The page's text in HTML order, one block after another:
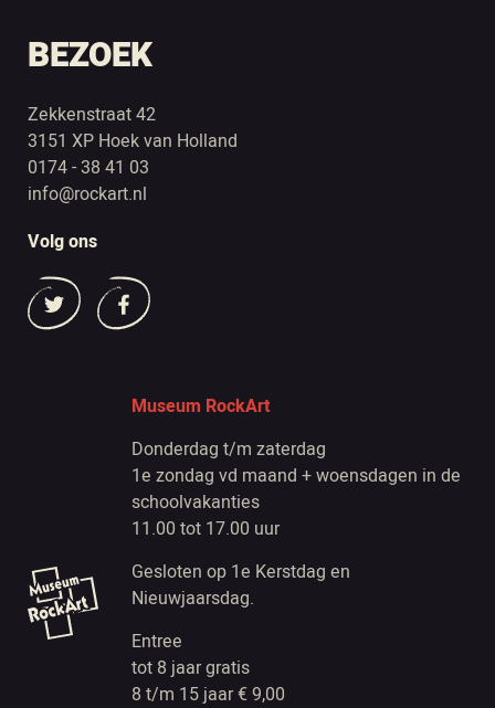
BEZOEK
Zekkenstraat 42
3151 XP Hoek van Holland
0174 - 38 41 03
info@rockart.nl
Volg ons
Museum RockArt
Donderdag t/m zaterdag
1e zondag vd maand + woensdagen in de
schoolvakanties
11.00 tot 17.00 uur
Gesloten op 1e Kerstdag en
Nieuwjaarsdag.
Entree
tot 8 jaar gratis
8 t/m 15 jaar € 9,00